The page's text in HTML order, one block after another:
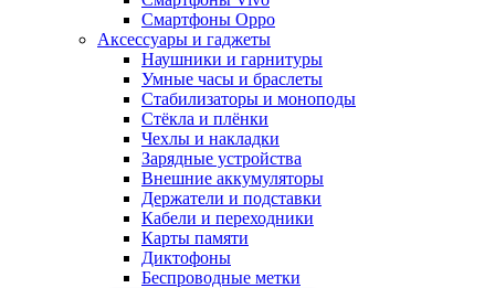
Смартфоны Oppo
Аксессуары и гаджеты
Наушники и гарнитуры
Умные часы и браслеты
Стабилизаторы и моноподы
Стёкла и плёнки
Чехлы и накладки
Зарядные устройства
Внешние аккумуляторы
Держатели и подставки
Кабели и переходники
Карты памяти
Диктофоны
Беспроводные метки